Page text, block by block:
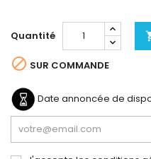
Quantité
 SUR COMMANDE
Date annoncée de